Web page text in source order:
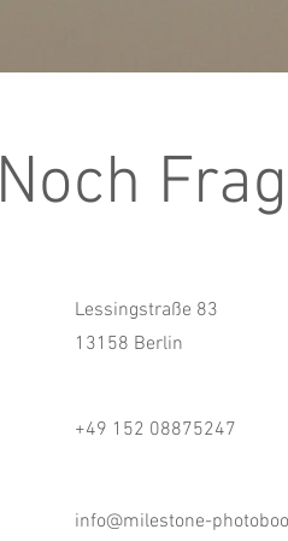
Noch
Lessingstraße 83
13158 Berlin
+49 152 08875247
info@milestone-